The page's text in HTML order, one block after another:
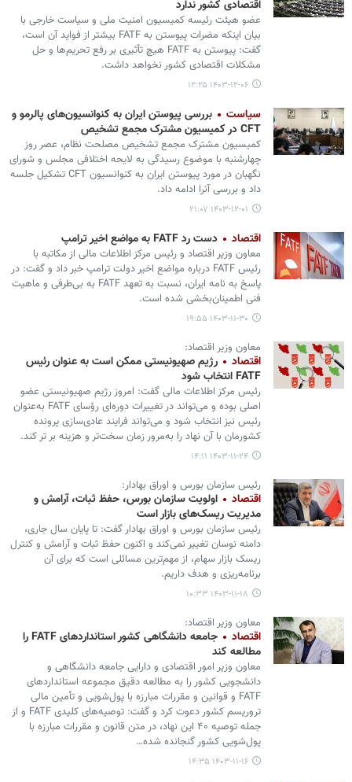
اقتصادی کشور ندارد
عضو هیئت رئیسه کمیسیون امنیت ملی و سیاست خارجی با
بیان اینکه مضرات پیوستن به FATF بیشتر از فواید آن است،
گفت: پیوستن به FATF هیچ تأثیری بر رفع تحریم‌ها و حل
مشکلات اقتصادی کشور نخواهد داشت.
۱۴۰۳-۱۲-۰۶ ۱۲:۲۵
سیاست
بررسی پیوستن ایران به کنوانسیون‌های پالرمو و
CFT در کمیسیون مشترک مجمع تشخیص
کمیسیون مشترک مجمع تشخیص مصلحت نظام، عصر روز
چهارشنبه با موضوع رسیدگی به لایحه اختلافی مجلس و شورای
نگهبان در مورد پیوستن ایران به کنوانسیون CFT تشکیل جلسه
داد و بررسی آنرا ادامه داد.
۱۴۰۳-۱۲-۰۱ ۲۱:۰۷
اقتصاد دست رد FATF به مواضع اخیر ترامپ
معاون وزیر اقتصاد و رئیس مرکز اطلاعات مالی از مکاتبه با
رئیس FATF درباره مواضع اخیر دولت ترامپ خبر داد و گفت: در
پاسخ به نامه ایران، نسبت به تعهد FATF به بی‌طرفی و ماهیت
فنی اطمینان‌بخشی شده است.
۱۴۰۳-۱۱-۳۰ ۱۹:۵۵
معاون وزیر اقتصاد:
اقتصاد
رژیم صهیونیستی ممکن است به عنوان رئیس
FATF انتخاب شود
رئیس مرکز اطلاعات مالی گفت: امروز رژیم صهیونیستی عضو
اصلی بوده و می‌تواند در تغییرات دوره‌ای رؤسای FATF به‌عنوان
رئیس نیز انتخاب شود و می‌تواند فرایند عادی‌سازی پرونده
کشورمان با آن نهاد را به‌مرور زمان سخت‌تر و هزینه بر تر کند.
۱۴۰۳-۱۱-۲۴ ۱۴:۱۱
رئیس سازمان بورس و اوراق بهادار:
اقتصاد
اولویت سازمان بورس، حفظ ثبات، آرامش و
مدیریت ریسک‌های بازار است
رئیس سازمان بورس و اوراق بهادار گفت: تا پایان سال جاری،
دامنه نوسان تغییر نمی‌کند و اکنون حفظ ثبات و آرامش و کنترل
ریسک بازار سهام، از مهم‌ترین مسائلی است که برای آن
برنامه‌ریزی و هدف داریم.
۱۴۰۳-۱۱-۱۸ ۱۰:۳۳
معاون وزیر اقتصاد:
اقتصاد
جامعه دانشگاهی کشور استانداردهای FATF را
مطالعه کند
معاون وزیر امور اقتصادی و دارایی جامعه دانشگاهی و
دانشجویی کشور را به مطالعه دقیق مجموعه استانداردهای
FATF و قوانین و مقررات مبارزه با پول‌شویی و تأمین مالی
تروریسم کشور دعوت کرد و گفت: توصیه‌های کلیدی FATF و از
جمله توصیه ۴۰ این نهاد، در متن قانون و مقررات مبارزه با
پول‌شویی کشور گنجانده شده…
۱۴۰۳-۱۱-۱۶ ۱۴:۳۵